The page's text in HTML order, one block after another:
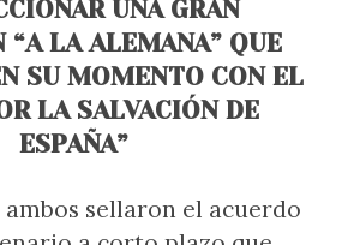
UNA GRAN
“A LA ALEMANA” QUE
SU MOMENTO CON EL
LA SALVACIÓN DE
ESPAÑA”
sellaron el acuerdo